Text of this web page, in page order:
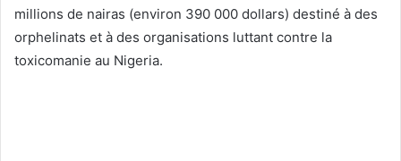
millions de nairas (environ 390 000 dollars) destiné à des
orphelinats et à des organisations luttant contre la
toxicomanie au Nigeria.